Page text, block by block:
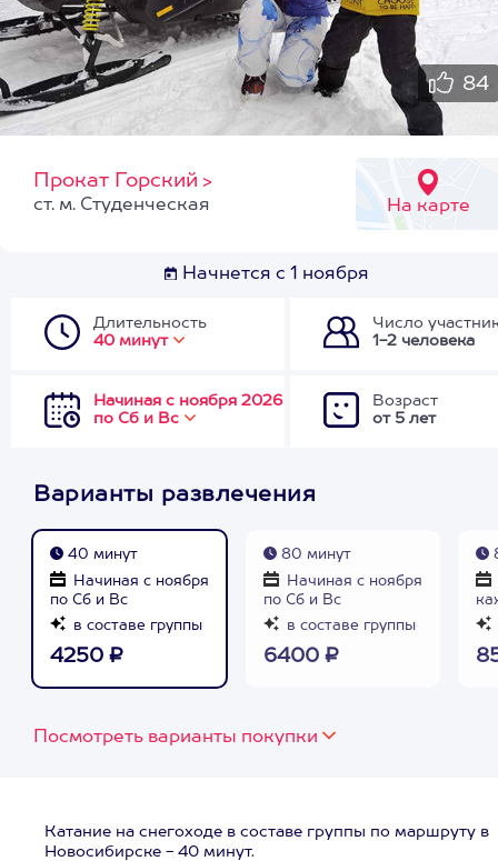
84
Прокат Горский >
На карте
ст. м. Студенческая
Начнется с 1 ноября
Длительность
40 минут
Число
1-2 человека
Начиная с ноября 2026
по Сб и Вс
Возраст
от 5 лет
Варианты развлечения
40 минут
Начиная с ноября
по Сб и Вс
в составе группы
4250 ₽
80 минут
Начиная с ноября
по Сб и Вс
в составе группы
6400 ₽
Посмотреть варианты покупки
Катание на снегоходе в составе группы по маршруту в
Новосибирске - 40 минут.